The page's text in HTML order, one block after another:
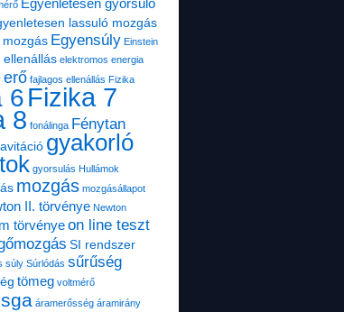
Egyenletesen gyorsuló
lassuló mozgás
Egyensúly Einstein
ellenállás elektromos energia
erő fajlagos ellenállás Fizika
6Fizika 7
8 fonálinga Fénytan
gyakorló
gyorsulás Hullámok
mozgás mozgásállapot
II. törvénye Newton
törvényeon line teszt
SI rendszer
súly Súrlódás sűrűség
tömeg voltmérő
áramerősség áramirány